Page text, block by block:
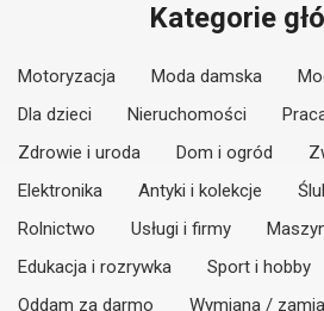
Kategorie
Motoryzacja Moda damska
Dla dzieci
Nieruchomości
Zdrowie i uroda
Dom i ogród
Elektronika
Antyki i kolekcje
Rolnictwo
Usługi i firmy
Edukacja i rozrywka
Sport i hobby
Oddam za darmo
Wymiana /